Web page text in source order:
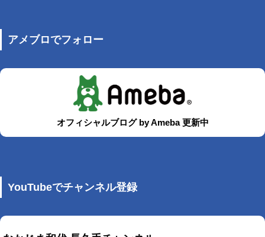
アメブロでフォロー
オフィシャルブログ by Ameba 更新中
YouTubeでチャンネル登録